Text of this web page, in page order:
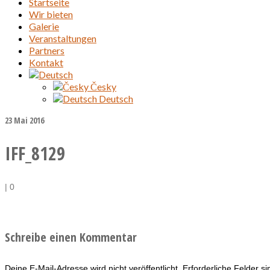
Wir bieten
Galerie
Veranstaltungen
Partners
Kontakt
Česky
Deutsch
23 Mai 2016
IFF_8129
| 0
Schreibe einen Kommentar
Deine E-Mail-Adresse wird nicht veröffentlicht. Erforderliche Felder